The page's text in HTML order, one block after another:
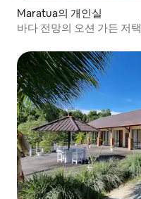
Maratua의 개인실
바다 전망의 오션 가든 저택